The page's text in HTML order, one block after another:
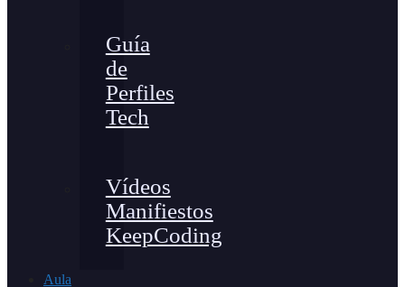
Guía
de
Perfiles
Tech
Vídeos
Manifiestos
KeepCoding
Aula